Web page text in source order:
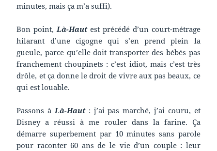
minutes, mais ça m’a suffi).
Bon point, Là-Hautest précédé d’un court-métrage
hilarant d’une cigogne qui s’en prend plein la
gueule, parce qu’elle doit transporter des bébés pas
franchement choupinets : c’est idiot, mais c’est très
drôle, et ça donne le droit de vivre aux pas beaux, ce
qui est louable.
Passons à Là-Haut: j’ai pas marché, j’ai couru, et
Disney a réussi à me rouler dans la farine. Ça
démarre superbement par 10 minutes sans parole
pour raconter 60 ans de le vie d’un couple : leur